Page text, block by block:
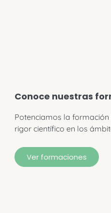
Conoce nuestras
Potenciamos la
rigor científico en los
Ver formaciones